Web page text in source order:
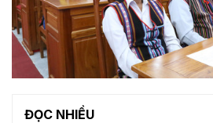
ĐỌC NHIỀU